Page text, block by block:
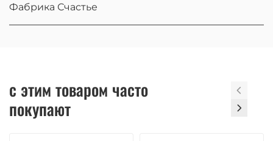
Фабрика Счастье
с этим товаром часто
покупают